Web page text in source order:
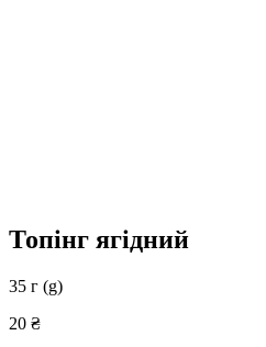
Топінг ягідний
35 г (g)
20 ₴